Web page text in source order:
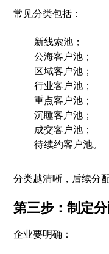
常见分类包括：
新线索池；
公海客户池；
区域客户池；
行业客户池；
重点客户池；
沉睡客户池；
成交客户池；
待续约客户池。
分类越清晰，后续分
第三步：制定
企业要明确：